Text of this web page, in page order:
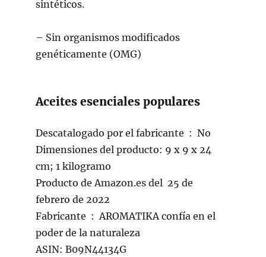
sintéticos.
– Sin organismos modificados
genéticamente (OMG)
Aceites esenciales populares
Descatalogado por el fabricante ‏ : ‎ No
Dimensiones del producto: 9 x 9 x 24
cm; 1 kilogramo
Producto de Amazon.es del ‎ 25 de
febrero de 2022
Fabricante ‏ : ‎ AROMATIKA confía en el
poder de la naturaleza
ASIN: B09N44134G